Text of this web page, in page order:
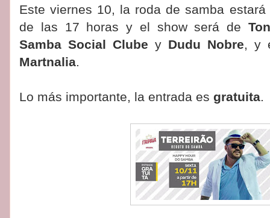
Este viernes 10, la roda de samba
de las 17 horas y el show será de
Samba Social Clube y Dudu Nobre, y
Martnalia.
Lo más importante, la entrada es gratuita.